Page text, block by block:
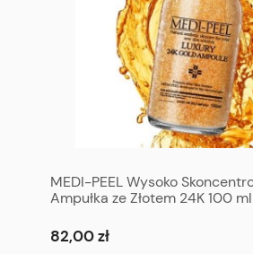
MEDI-PEEL Wysoko
Ampułka ze Złotem 24K 100
82,00 zł